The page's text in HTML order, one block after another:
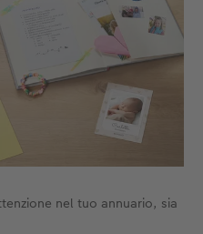
nel tuo annuario, sia